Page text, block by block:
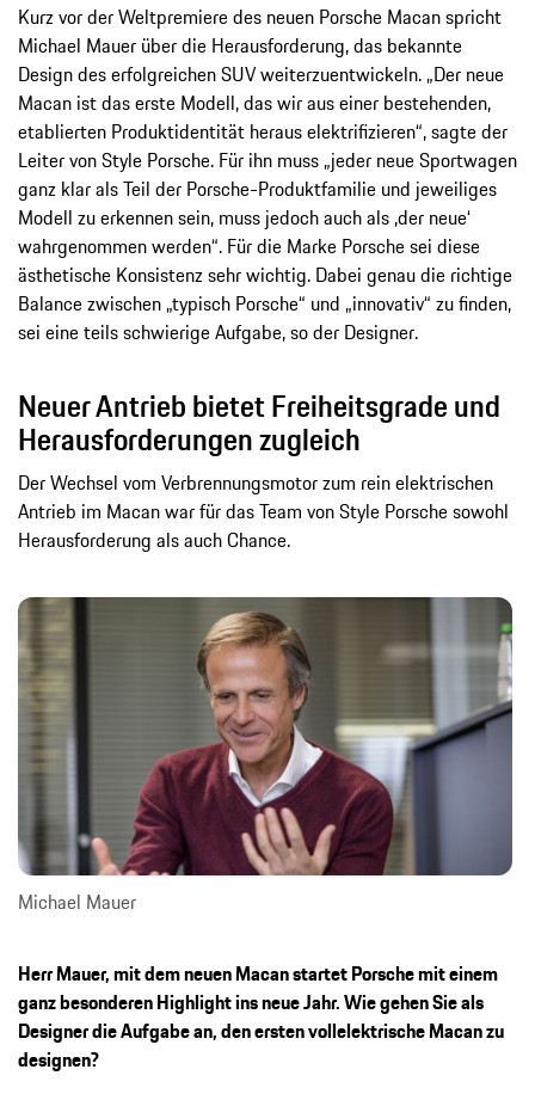
Kurz vor der Weltpremiere des neuen Porsche Macan spricht
Michael Mauer über die Herausforderung, das bekannte
Design des erfolgreichen SUV weiterzuentwickeln. „Der neue
Macan ist das erste Modell, das wir aus einer bestehenden,
etablierten Produktidentität heraus elektrifizieren“, sagte der
Leiter von Style Porsche. Für ihn muss „jeder neue Sportwagen
ganz klar als Teil der Porsche-Produktfamilie und jeweiliges
Modell zu erkennen sein, muss jedoch auch als ,der neue‘
wahrgenommen werden“. Für die Marke Porsche sei diese
ästhetische Konsistenz sehr wichtig. Dabei genau die richtige
Balance zwischen „typisch Porsche“ und „innovativ“ zu finden,
sei eine teils schwierige Aufgabe, so der Designer.
Neuer Antrieb bietet Freiheitsgrade und
Herausforderungen zugleich
Der Wechsel vom Verbrennungsmotor zum rein elektrischen
Antrieb im Macan war für das Team von Style Porsche sowohl
Herausforderung als auch Chance.
Michael Mauer
Herr Mauer, mit dem neuen Macan startet Porsche mit einem
ganz besonderen Highlight ins neue Jahr. Wie gehen Sie als
Designer die Aufgabe an, den ersten vollelektrische Macan zu
designen?